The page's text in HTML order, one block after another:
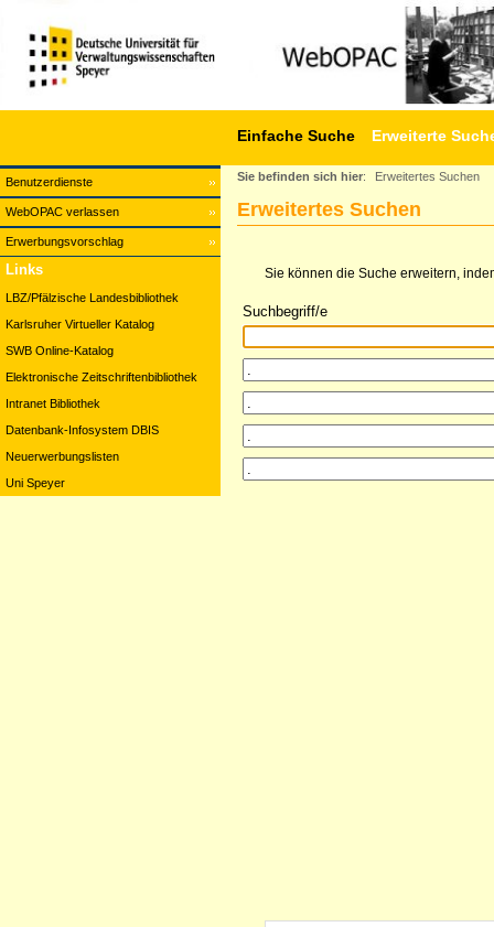
Benutzerdienste
WebOPAC verlassen
Erwerbungsvorschlag
Einfache Suche Erweiterte
Links
LBZ/Pfälzische Landesbibliothek
Karlsruher Virtueller Katalog
SWB Online-Katalog
Elektronische Zeitschriftenbibliothek
Intranet Bibliothek
Datenbank-Infosystem DBIS
Neuerwerbungslisten
Uni Speyer
Sie befinden sich hier: Erweitertes Suchen
Erweitertes Suchen
Sie können die Suche erweitern,
Suchbegriff/e